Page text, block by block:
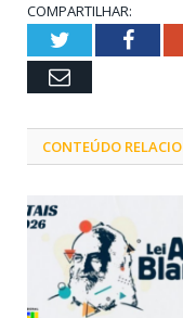
COMPARTILHAR:
Twitter
Email
CONTEÚDO